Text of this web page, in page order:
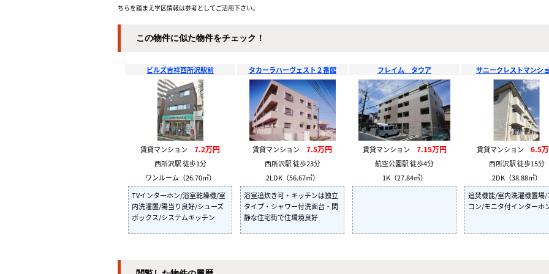
ちらを踏まえ学区情報は参考としてご活用下さい。
この物件に似た物件をチェック！
ビルズ吉祥西所沢駅前
賃貸マンション 7.2万円
西所沢駅 徒歩1分
ワンルーム（26.70㎡）
TVインターホン/浴室乾燥機/室
内洗濯置/陽当り良好/シューズ
ボックス/システムキッチン
タカーラハーヴェスト２番館
賃貸マンション 7.5万円
西所沢駅 徒歩23分
2LDK（56.67㎡）
浴室追炊き可・キッチンは独立
タイプ・シャワー付洗面台・閑
静な住宅街で住環境良好
フレイム タウア
賃貸マンション 7.15万円
航空公園駅 徒歩4分
1K（27.84㎡）
サニークレストマンシ
賃貸マンション 6.5
西所沢駅 徒歩15分
2DK（38.88㎡）
追焚機能/室内洗濯機置場/
コン/モニタ付インターホ